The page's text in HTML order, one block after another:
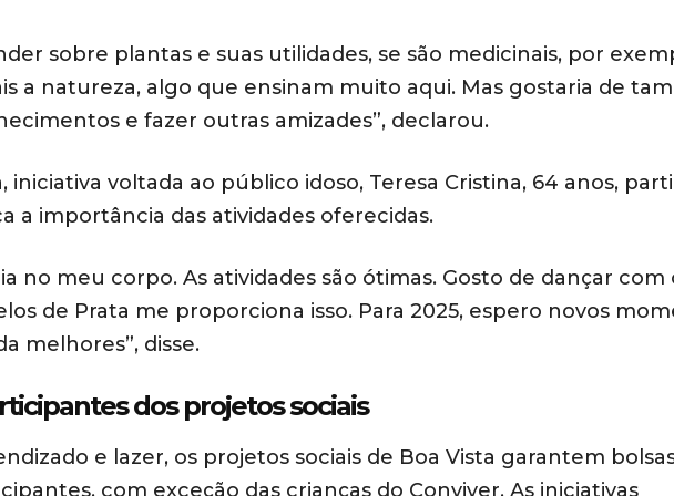
sobre plantas e suas utilidades, se são medicinais, por
a natureza, algo que ensinam muito aqui. Mas gostaria de
e fazer outras amizades”, declarou.
iniciativa voltada ao público idoso, Teresa Cristina, 64 anos,
a importância das atividades oferecidas.
no meu corpo. As atividades são ótimas. Gosto de dançar com
de Prata me proporciona isso. Para 2025, espero novos
melhores”, disse.
dos projetos sociais
e lazer, os projetos sociais de Boa Vista garantem
com exceção das crianças do Conviver. As iniciativas